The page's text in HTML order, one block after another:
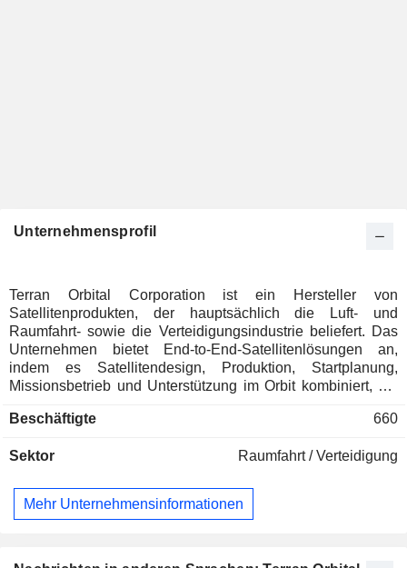
Unternehmensprofil
Terran Orbital Corporation ist ein Hersteller von
Satellitenprodukten, der hauptsächlich die Luft- und
Raumfahrt- sowie die Verteidigungsindustrie beliefert. Das
Unternehmen bietet End-to-End-Satellitenlösungen an,
indem es Satellitendesign, Produktion, Startplanung,
Missionsbetrieb und Unterstützung im Orbit kombiniert, um
kommerzieller Kunden zu erfüllen. Das Produkt- und
Startunterstützung, Betriebsdienste und Studien, Design und
integrierte Entwicklung, Herstellung und Montage von
Satelliten an, die für die spezifischen Anforderungen der
Beschäftigte 660
Sektor Raumfahrt / Verteidigung
Mehr Unternehmensinformationen